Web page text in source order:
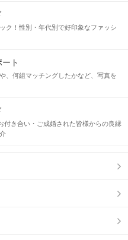
ク！性別・年代別で好印象なファッシ
ト
、何組マッチングしたかなど、写真を
付き合い・ご成婚された皆様からの良縁